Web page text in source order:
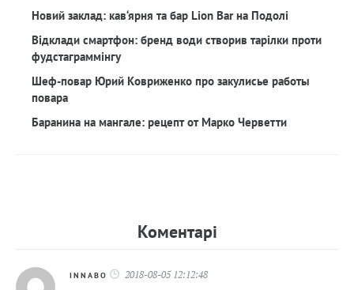
Новий заклад: кав‘ярня та бар Lion Bar на Подолі
Відклади смартфон: бренд води створив тарілки проти
фудстаграммінгу
Шеф-повар Юрий Ковриженко про закулисье работы
повара
Баранина на мангале: рецепт от Марко Черветти
Коментарi
INNABO 2018-08-05 12:12:48